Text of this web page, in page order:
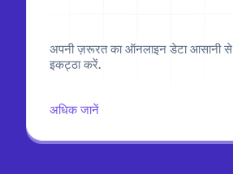
अपनी ज़रूरत का ऑनलाइन डेटा आसानी से
इकट्ठा करें.
अधिक जानें